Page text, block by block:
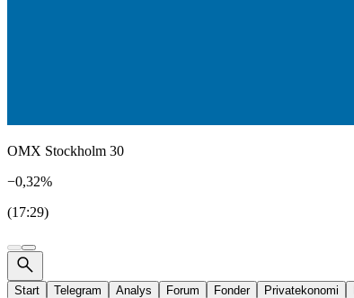
OMX Stockholm 30
−0,32%
(17:29)
Start Telegram Analys Forum Fonder Privatekonomi